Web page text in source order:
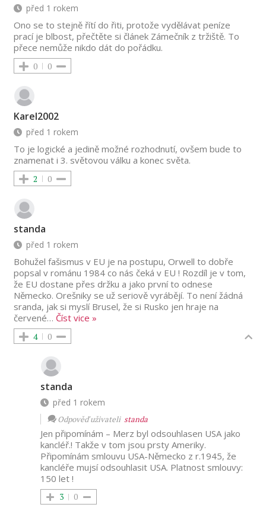
před 1 rokem
Ono se to stejně řítí do řiti, protože vydělávat peníze
prací je blbost, přečtěte si článek Zámečník z tržiště. To
přece nemůže nikdo dát do pořádku.
0 0
Karel2002
před 1 rokem
To je logické a jedině možné rozhodnutí, ovšem bude to
znamenat i 3. světovou válku a konec světa.
2 0
standa
před 1 rokem
Bohužel fašismus v EU je na postupu, Orwell to dobře
popsal v románu 1984 co nás čeká v EU ! Rozdíl je v tom,
že EU dostane přes držku a jako první to odnese
Německo. Orešniky se už seriově vyrábějí. To není žádná
sranda, jak si myslí Brusel, že si Rusko jen hraje na
červené… Číst vice »
4 0
standa
před 1 rokem
Odpověď uživatelistanda
Jen připomínám – Merz byl odsouhlasen USA jako
kancléř.! Takže v tom jsou prsty Ameriky.
Připomínám smlouvu USA-Německo z r.1945, že
kancléře mujsí odsouhlasit USA. Platnost smlouvy:
150 let !
3 0